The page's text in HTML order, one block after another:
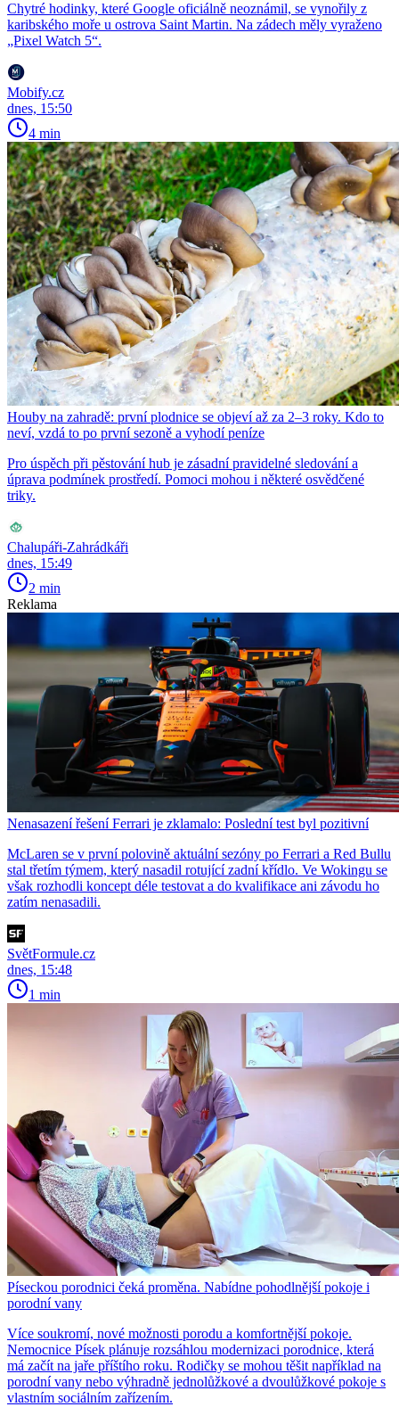
Chytré hodinky, které Google oficiálně neoznámil, se vynořily z
karibského moře u ostrova Saint Martin. Na zádech měly vyraženo
„Pixel Watch 5“.
Mobify.cz
dnes, 15:50
4 min
Houby na zahradě: první plodnice se objeví až za 2–3 roky. Kdo to
neví, vzdá to po první sezoně a vyhodí peníze
Pro úspěch při pěstování hub je zásadní pravidelné sledování a
úprava podmínek prostředí. Pomoci mohou i některé osvědčené
triky.
Chalupáři-Zahrádkáři
dnes, 15:49
2 min
Reklama
Nenasazení řešení Ferrari je zklamalo: Poslední test byl pozitivní
McLaren se v první polovině aktuální sezóny po Ferrari a Red Bullu
stal třetím týmem, který nasadil rotující zadní křídlo. Ve Wokingu se
však rozhodli koncept déle testovat a do kvalifikace ani závodu ho
zatím nenasadili.
SvětFormule.cz
dnes, 15:48
1 min
Píseckou porodnici čeká proměna. Nabídne pohodlnější pokoje i
porodní vany
Více soukromí, nové možnosti porodu a komfortnější pokoje.
Nemocnice Písek plánuje rozsáhlou modernizaci porodnice, která
má začít na jaře příštího roku. Rodičky se mohou těšit například na
porodní vany nebo výhradně jednolůžkové a dvoulůžkové pokoje s
vlastním sociálním zařízením.